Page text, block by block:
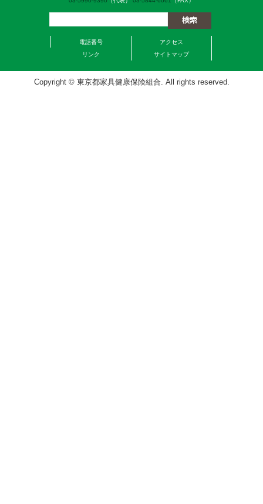
電話番号
アクセス
リンク
サイトマップ
Copyright © 東京都家具健康保険組合. All rights reserved.